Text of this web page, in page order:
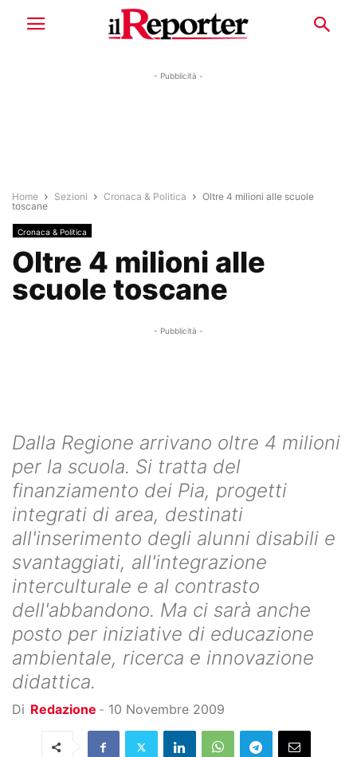
- Pubblicità -
Home Sezioni Cronaca & Politica
Oltre 4 milioni alle scuole
toscane
Cronaca & Politica
Oltre 4 milioni alle
scuole toscane
- Pubblicità -
Dalla Regione arrivano oltre 4 milioni
per la scuola. Si tratta del
finanziamento dei Pia, progetti
integrati di area, destinati
all'inserimento degli alunni disabili e
svantaggiati, all'integrazione
interculturale e al contrasto
dell'abbandono. Ma ci sarà anche
posto per iniziative di educazione
ambientale, ricerca e innovazione
didattica.
Di Redazione - 10 Novembre 2009